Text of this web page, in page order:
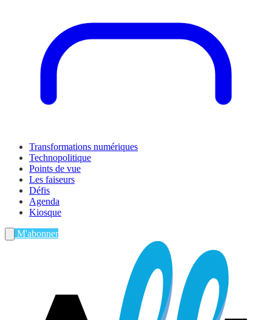
Transformations numériques
Technopolitique
Points de vue
Les faiseurs
Défis
Agenda
Kiosque
M'abonner